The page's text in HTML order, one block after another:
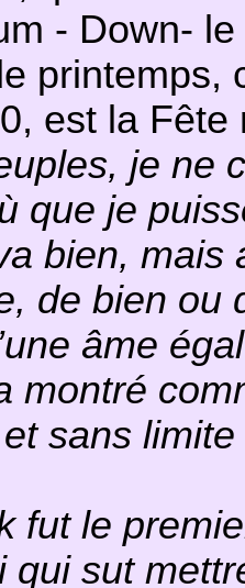
- Down-
est la
je ne
que je
bien, mais
de bien
âme
montré
sans limite
fut le
qui sut